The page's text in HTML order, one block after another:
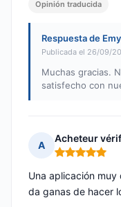
Opinión traducida
Respuesta de
Publicada el 26/09/
Muchas gracias.
satisfecho con
A
Acheteur
Nota: 5 de 5
Una aplicación
da ganas de hacer